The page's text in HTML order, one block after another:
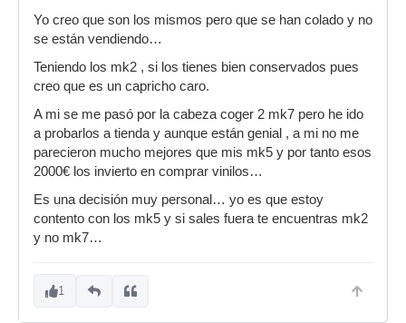
Yo creo que son los mismos pero que se han colado y no
se están vendiendo…
Teniendo los mk2 , si los tienes bien conservados pues
creo que es un capricho caro.
A mi se me pasó por la cabeza coger 2 mk7 pero he ido
a probarlos a tienda y aunque están genial , a mi no me
parecieron mucho mejores que mis mk5 y por tanto esos
2000€ los invierto en comprar vinilos…
Es una decisión muy personal… yo es que estoy
contento con los mk5 y si sales fuera te encuentras mk2
y no mk7…
1